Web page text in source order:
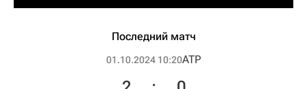
Последний матч
01.10.2024 10:20ATP